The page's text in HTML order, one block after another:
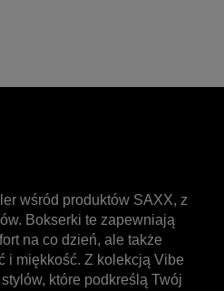
wśród produktów SAXX, z
Bokserki te zapewniają
na co dzień, ale także
i miękkość. Z kolekcją Vibe
które podkreślą Twój